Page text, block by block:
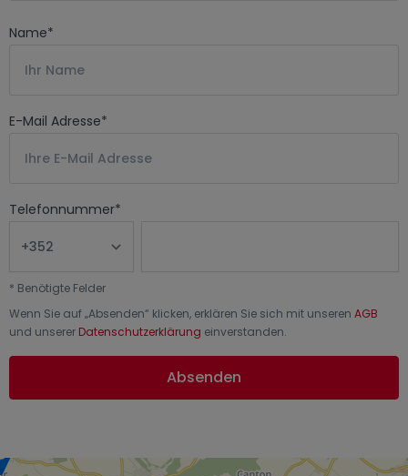
Name*
E-Mail Adresse*
Telefonnummer*
* Benötigte Felder
Wenn Sie auf „Absenden“ klicken, erklären Sie sich mit unseren AGB
und unserer Datenschutzerklärung einverstanden.
Absenden